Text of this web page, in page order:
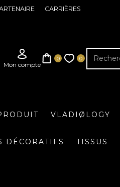
CARRIÈRES
VLADIØLOGY
DÉCORATIFS TISSUS